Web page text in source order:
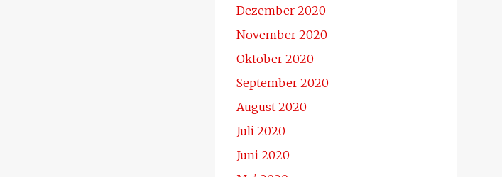
Dezember 2020
November 2020
Oktober 2020
September 2020
August 2020
Juli 2020
Juni 2020